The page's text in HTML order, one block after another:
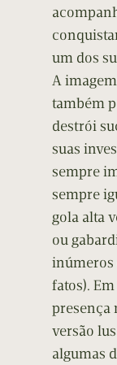
um dos
A
também
destrói
suas
sempre
sempre
gola alta
ou
inúmeros
fatos).
presença
versão
algumas